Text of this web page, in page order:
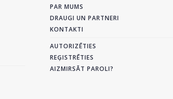
PAR MUMS
DRAUGI UN PARTNERI
KONTAKTI
AUTORIZĒTIES
REĢISTRĒTIES
AIZMIRSĀT PAROLI?